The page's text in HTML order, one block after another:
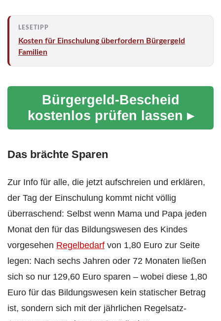
Kosten für Einschulung überfordern Bürgergeld
Familien
Bürgergeld-Bescheid
kostenlos prüfen lassen ▸
Das brächte Sparen
Zur Info für alle, die jetzt aufschreien und erklären,
der Tag der Einschulung kommt nicht völlig
überraschend: Selbst wenn Mama und Papa jeden
Monat den für das Bildungswesen des Kindes
vorgesehen Regelbedarf von 1,80 Euro zur Seite
legen: Nach sechs Jahren oder 72 Monaten ließen
sich so nur 129,60 Euro sparen – wobei diese 1,80
Euro für das Bildungswesen kein statischer Betrag
ist, sondern sich mit der jährlichen Regelsatz-